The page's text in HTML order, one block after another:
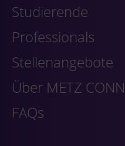
Studierende
Professionals
Stellenangebote
Über METZ
FAQs